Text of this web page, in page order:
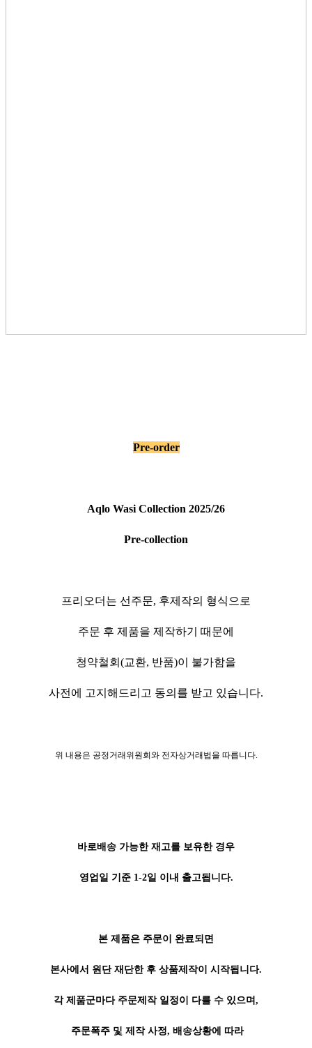
Pre-order
Aqlo Wasi Collection 2025/26
Pre-collection
프리오더는 선주문, 후제작의 형식으로
주문 후 제품을 제작하기 때문에
청약철회(교환, 반품)이 불가함을
사전에 고지해드리고 동의를 받고 있습니다.
위 내용은 공정거래위원회와 전자상거래법을 따릅니다.
바로배송 가능한 재고를 보유한 경우
영업일 기준 1-2일 이내 출고됩니다.
본 제품은 주문이 완료되면
본사에서 원단 재단한 후 상품제작이 시작됩니다.
각 제품군마다 주문제작 일정이 다를 수 있으며,
주문폭주 및 제작 사정, 배송상황에 따라